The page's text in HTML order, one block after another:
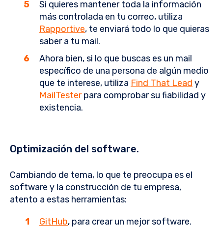
Si quieres mantener toda la información
más controlada en tu correo, utiliza
Rapportive, te enviará todo lo que quieras
saber a tu mail.
Ahora bien, si lo que buscas es un mail
específico de una persona de algún medio
que te interese, utiliza Find That Lead y
MailTesterpara comprobar su fiabilidad y
existencia.
Optimización del software.
Cambiando de tema, lo que te preocupa es el
software y la construcción de tu empresa,
atento a estas herramientas:
GitHub, para crear un mejor software.